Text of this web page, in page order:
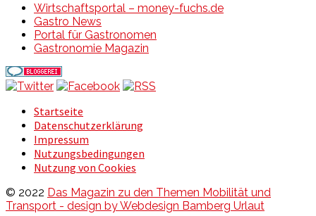
Wirtschaftsportal – money-fuchs.de
Gastro News
Portal für Gastronomen
Gastronomie Magazin
Startseite
Datenschutzerklärung
Impressum
Nutzungsbedingungen
Nutzung von Cookies
© 2022 Das Magazin zu den Themen Mobilität und
Transport - design by Webdesign Bamberg Urlaut